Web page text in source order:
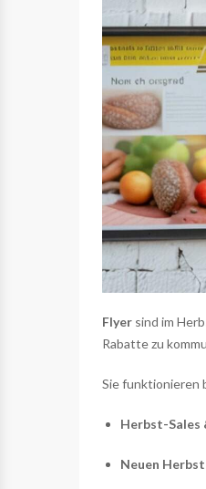
Flyer sind im
Rabatte zu
Sie funktionieren
Herbst-
Neuen